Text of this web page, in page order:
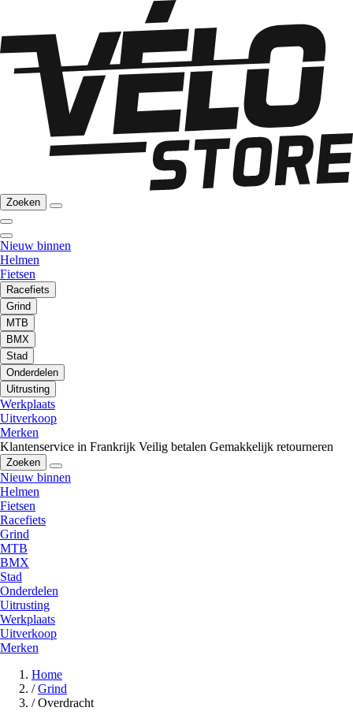
Zoeken
Nieuw binnen
Helmen
Fietsen
Racefiets
Grind
MTB
BMX
Stad
Onderdelen
Uitrusting
Werkplaats
Uitverkoop
Merken
Klantenservice in Frankrijk Veilig betalen Gemakkelijk retourneren
Zoeken
Nieuw binnen
Helmen
Fietsen
Racefiets
Grind
MTB
BMX
Stad
Onderdelen
Uitrusting
Werkplaats
Uitverkoop
Merken
Home
/ Grind
/ Overdracht